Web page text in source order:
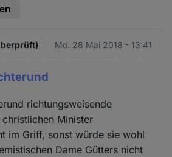
Mo. 28 Mai 2018 - 13:41
richtungsweisende
Minister
im Griff, sonst würde sie wohl
Dame Gütters nicht